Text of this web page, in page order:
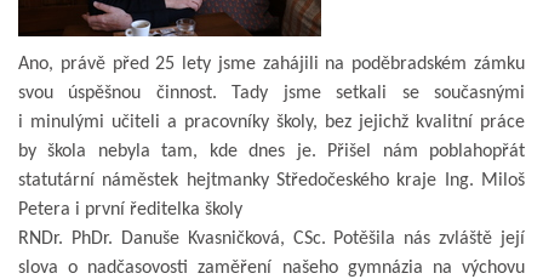
Ano, právě před 25 lety jsme zahájili na poděbradském zámku
svou úspěšnou činnost. Tady jsme setkali se současnými
i minulými učiteli a pracovníky školy, bez jejichž kvalitní práce
by škola nebyla tam, kde dnes je. Přišel nám poblahopřát
statutární náměstek hejtmanky Středočeského kraje Ing. Miloš
Petera i první ředitelka školy
RNDr. PhDr. Danuše Kvasničková, CSc. Potěšila nás zvláště její
slova o nadčasovosti zaměření našeho gymnázia na výchovu